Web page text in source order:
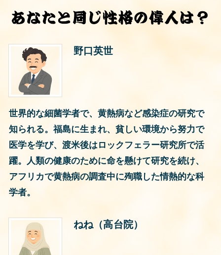
野口英世
世界的な細菌学者で、黄熱病など感染症の研究で
知られる。福島に生まれ、貧しい環境から努力で
医学を学び、渡米後はロックフェラー研究所で活
躍。人類の健康のために命を懸けて研究を続け、
アフリカで黄熱病の調査中に殉職した情熱的な科
学者。
ねね（高台院）